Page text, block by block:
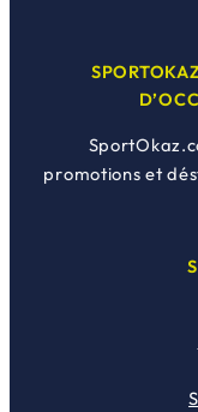
promotions et